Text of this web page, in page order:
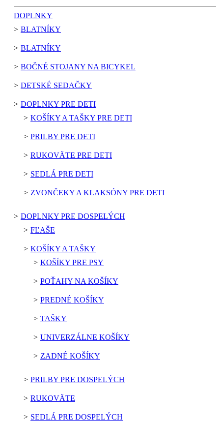
DOPLNKY
BLATNÍKY
BLATNÍKY
BOČNÉ STOJANY NA BICYKEL
DETSKÉ SEDAČKY
DOPLNKY PRE DETI
KOŠÍKY A TAŠKY PRE DETI
PRILBY PRE DETI
RUKOVÄTE PRE DETI
SEDLÁ PRE DETI
ZVONČEKY A KLAKSÓNY PRE DETI
DOPLNKY PRE DOSPELÝCH
FĽAŠE
KOŠÍKY A TAŠKY
KOŠÍKY PRE PSY
POŤAHY NA KOŠÍKY
PREDNÉ KOŠÍKY
TAŠKY
UNIVERZÁLNE KOŠÍKY
ZADNÉ KOŠÍKY
PRILBY PRE DOSPELÝCH
RUKOVÄTE
SEDLÁ PRE DOSPELÝCH